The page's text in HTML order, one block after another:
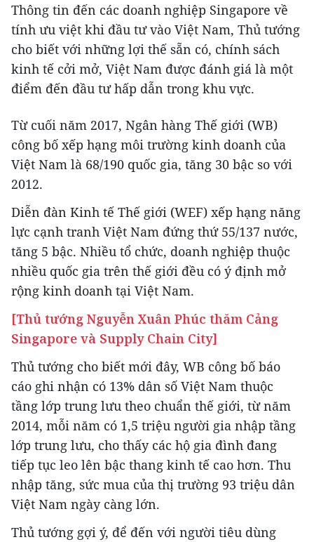
Thông tin đến các doanh nghiệp Singapore về
tính ưu việt khi đầu tư vào Việt Nam, Thủ tướng
cho biết với những lợi thế sẵn có, chính sách
kinh tế cởi mở, Việt Nam được đánh giá là một
điểm đến đầu tư hấp dẫn trong khu vực.
Từ cuối năm 2017, Ngân hàng Thế giới (WB)
công bố xếp hạng môi trường kinh doanh của
Việt Nam là 68/190 quốc gia, tăng 30 bậc so với
2012.
Diễn đàn Kinh tế Thế giới (WEF) xếp hạng năng
lực cạnh tranh Việt Nam đứng thứ 55/137 nước,
tăng 5 bậc. Nhiều tổ chức, doanh nghiệp thuộc
nhiều quốc gia trên thế giới đều có ý định mở
rộng kinh doanh tại Việt Nam.
[Thủ tướng Nguyễn Xuân Phúc thăm Cảng
Singapore và Supply Chain City]
Thủ tướng cho biết mới đây, WB công bố báo
cáo ghi nhận có 13% dân số Việt Nam thuộc
tầng lớp trung lưu theo chuẩn thế giới, từ năm
2014, mỗi năm có 1,5 triệu người gia nhập tầng
lớp trung lưu, cho thấy các hộ gia đình đang
tiếp tục leo lên bậc thang kinh tế cao hơn. Thu
nhập tăng, sức mua của thị trường 93 triệu dân
Việt Nam ngày càng lớn.
Thủ tướng gợi ý, để đến với người tiêu dùng